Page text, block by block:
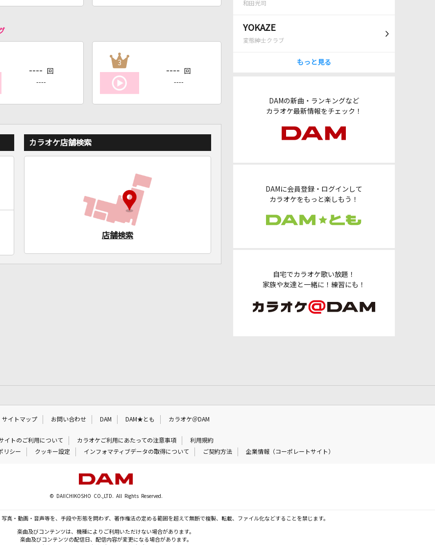
和田光司
YOKAZE
変態紳士クラブ
もっと見る
DAMの新曲・ランキングなど
カラオケ最新情報をチェック！
DAMに会員登録・ログインして
カラオケをもっと楽しもう！
自宅でカラオケ歌い放題！
家族や友達と一緒に！練習にも！
---- 回
----
3
---- 回
----
カラオケ店舗検索
店舗検索
サイトマップ お問い合わせ DAM DAM★とも カラオケ＠DAM
イトのご利用について カラオケご利用にあたっての注意事項
利用規約
リシー クッキー設定 インフォマティブデータの取得について ご契約方法 企業情報（コーポレートサイト）
© DAIICHIKOSHO CO.,LTD. All Rights Reserved.
真・動画・音声等を、手段や形態を問わず、著作権法の定める範囲を超えて無断で複製、転載、ファイル化などすることを禁じます。
楽曲及びコンテンツは、機種によりご利用いただけない場合があります。
楽曲及びコンテンツの配信日、配信内容が変更になる場合があります。